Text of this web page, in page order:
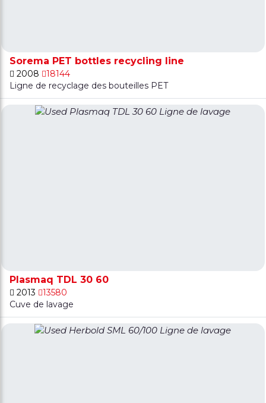
Sorema PET bottles recycling line
2008
18144
Ligne de recyclage des bouteilles PET
Plasmaq TDL 30 60
2013
13580
Cuve de lavage